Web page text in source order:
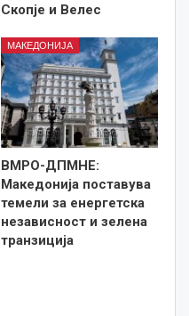
Скопје и Велес
МАКЕДОНИЈА
ВМРО-ДПМНЕ:
Македонија поставува
темели за енергетска
независност и зелена
транзиција